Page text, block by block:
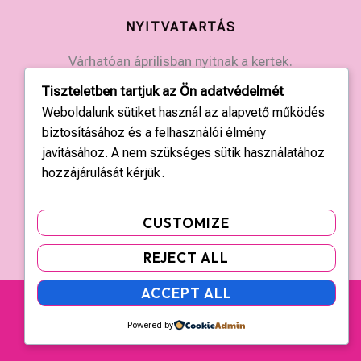
NYITVATARTÁS
Várhatóan áprilisban nyitnak a kertek.
Érdeklődjön a kertek elérhetőségein.
KAPCSOLAT
Országos központ: +36 20 428 3010
Copyright © 2026 | tulipgarden.hu | Minden jog
fenntartva!
Tiszteletben tartjuk az Ön adatvédelmét
Weboldalunk sütiket használ az alapvető működés
biztosításához és a felhasználói élmény
javításához. A nem szükséges sütik használatához
hozzájárulását kérjük.
CUSTOMIZE
REJECT ALL
ACCEPT ALL
Powered by